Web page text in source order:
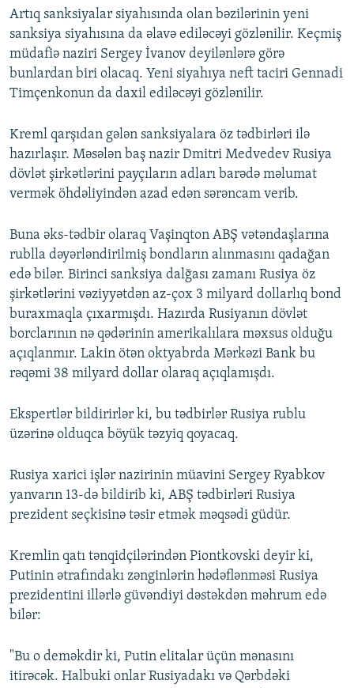
Artıq sanksiyalar siyahısında olan bəzilərinin yeni
sanksiya siyahısına da əlavə ediləcəyi gözlənilir. Keçmiş
müdafiə naziri Sergey İvanov deyilənlərə görə
bunlardan biri olacaq. Yeni siyahıya neft taciri Gennadi
Timçenkonun da daxil ediləcəyi gözlənilir.
Kreml qarşıdan gələn sanksiyalara öz tədbirləri ilə
hazırlaşır. Məsələn baş nazir Dmitri Medvedev Rusiya
dövlət şirkətlərini payçıların adları barədə məlumat
vermək öhdəliyindən azad edən sərəncam verib.
Buna əks-tədbir olaraq Vaşinqton ABŞ vətəndaşlarına
rublla dəyərləndirilmiş bondların alınmasını qadağan
edə bilər. Birinci sanksiya dalğası zamanı Rusiya öz
şirkətlərini vəziyyətdən az-çox 3 milyard dollarlıq bond
buraxmaqla çıxarmışdı. Hazırda Rusiyanın dövlət
borclarının nə qədərinin amerikalılara məxsus olduğu
açıqlanmır. Lakin ötən oktyabrda Mərkəzi Bank bu
rəqəmi 38 milyard dollar olaraq açıqlamışdı.
Ekspertlər bildirirlər ki, bu tədbirlər Rusiya rublu
üzərinə olduqca böyük təzyiq qoyacaq.
Rusiya xarici işlər nazirinin müavini Sergey Ryabkov
yanvarın 13-də bildirib ki, ABŞ tədbirləri Rusiya
prezident seçkisinə təsir etmək məqsədi güdür.
Kremlin qatı tənqidçilərindən Piontkovski deyir ki,
Putinin ətrafındakı zənginlərin hədəflənməsi Rusiya
prezidentini illərlə güvəndiyi dəstəkdən məhrum edə
bilər:
"Bu o deməkdir ki, Putin elitalar üçün mənasını
itirəcək. Halbuki onlar Rusiyadakı və Qərbdəki